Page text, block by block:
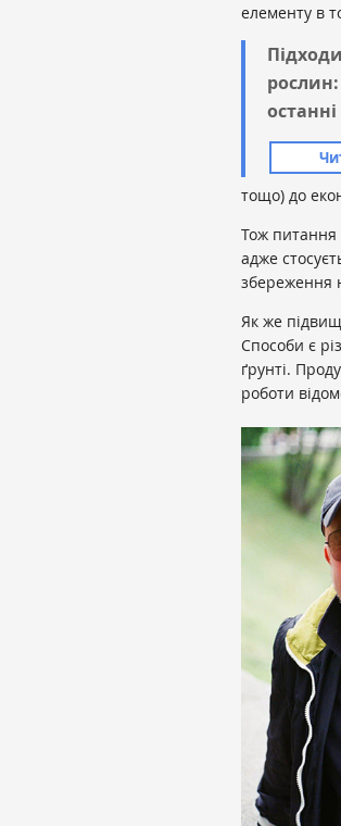
елементу в
останні
тощо) до
Тож питання
адже
збереження
Як же
Способи є
ґрунті.
роботи